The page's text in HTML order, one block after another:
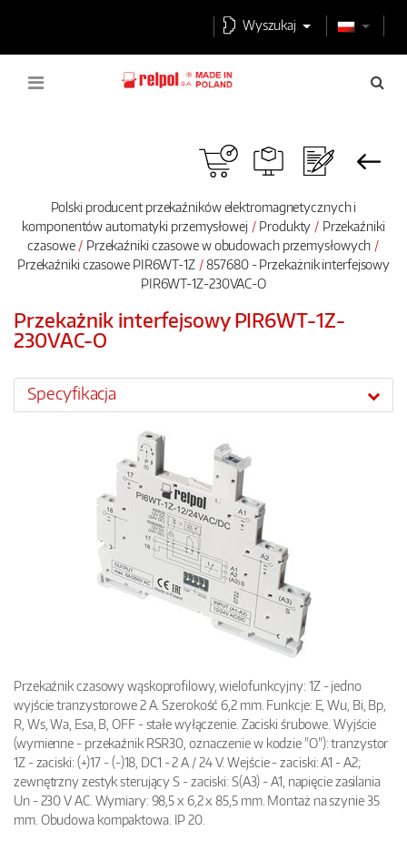
Wyszukaj
Polski producent przekaźników elektromagnetycznych i
komponentów automatyki przemysłowej
Produkty
Przekaźniki
czasowe
Przekaźniki czasowe w obudowach przemysłowych
Przekaźniki czasowe PIR6WT-1Z
857680 - Przekażnik interfejsowy
PIR6WT-1Z-230VAC-O
Przekażnik interfejsowy PIR6WT-1Z-
230VAC-O
Specyfikacja
Przekaźnik czasowy wąskoprofilowy, wielofunkcyjny: 1Z - jedno
wyjście tranzystorowe 2 A. Szerokość 6,2 mm. Funkcje: E, Wu, Bi, Bp,
R, Ws, Wa, Esa, B, OFF - stałe wyłączenie. Zaciski śrubowe. Wyjście
(wymienne - przekaźnik RSR30, oznaczenie w kodzie "O"): tranzystor
1Z - zaciski: (+)17 - (-)18, DC1 - 2 A / 24 V. Wejście - zaciski: A1 - A2;
zewnętrzny zestyk sterujący S - zaciski: S(A3) - A1, napięcie zasilania
Un - 230 V AC. Wymiary: 98,5 x 6,2 x 85,5 mm. Montaż na szynie 35
mm. Obudowa kompaktowa. IP 20.